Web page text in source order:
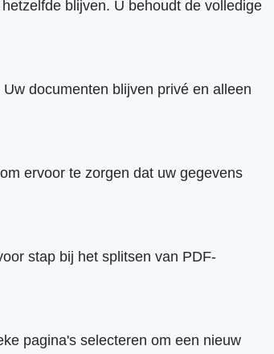
blijven. U behoudt de volledige
documenten blijven privé en alleen
ervoor te zorgen dat uw gegevens
stap bij het splitsen van PDF-
pagina's selecteren om een nieuw